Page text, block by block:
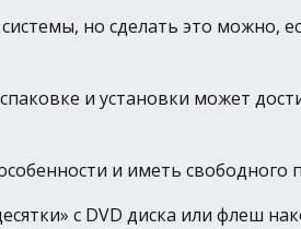
но сделать это можно,
и установки может
и иметь свободного
с DVD диска или флеш